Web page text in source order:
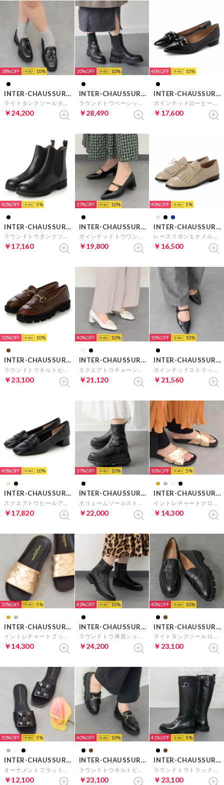
38% 10
INTER-CHAUSSURES
￥24,200
30% 10
INTER-CHAUSSURES
￥28,490
40% 10
INTER-CHAUSSURES
￥17,600
40% 5
INTER-CHAUSSURES
￥17,160
37% 10
INTER-CHAUSSURES
￥19,800
40% 5
INTER-CHAUSSURES
￥16,500
30% 10
INTER-CHAUSSURES
￥23,100
40% 10
INTER-CHAUSSURES
￥21,120
30% 10
INTER-CHAUSSURES
￥21,560
40% 10
INTER-CHAUSSURES
￥17,820
37% 10
INTER-CHAUSSURES
￥22,000
50% 5
INTER-CHAUSSURES
￥14,300
50% 5
INTER-CHAUSSURES
￥14,300
42% 10
INTER-CHAUSSURES
￥24,200
40% 10
INTER-CHAUSSURES
￥23,100
50% 5
INTER-CHAUSSURES
￥12,100
40% 10
INTER-CHAUSSURES
￥23,100
41% 5
INTER-CHAUSSURES
￥23,100